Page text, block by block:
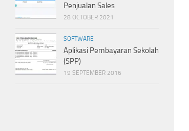
Penjualan Sales
28 OCTOBER 2021
SOFTWARE
Aplikasi Pembayaran Sekolah
(SPP)
19 SEPTEMBER 2016